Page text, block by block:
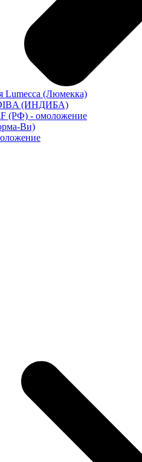
Lumecca (Люмекка)
(ИНДИБА)
(РФ) - омоложение
Ви)